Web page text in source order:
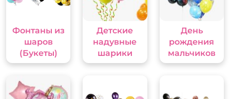
Фонтаны из
шаров
(Букеты)
Детские
надувные
шарики
День
рождения
мальчиков